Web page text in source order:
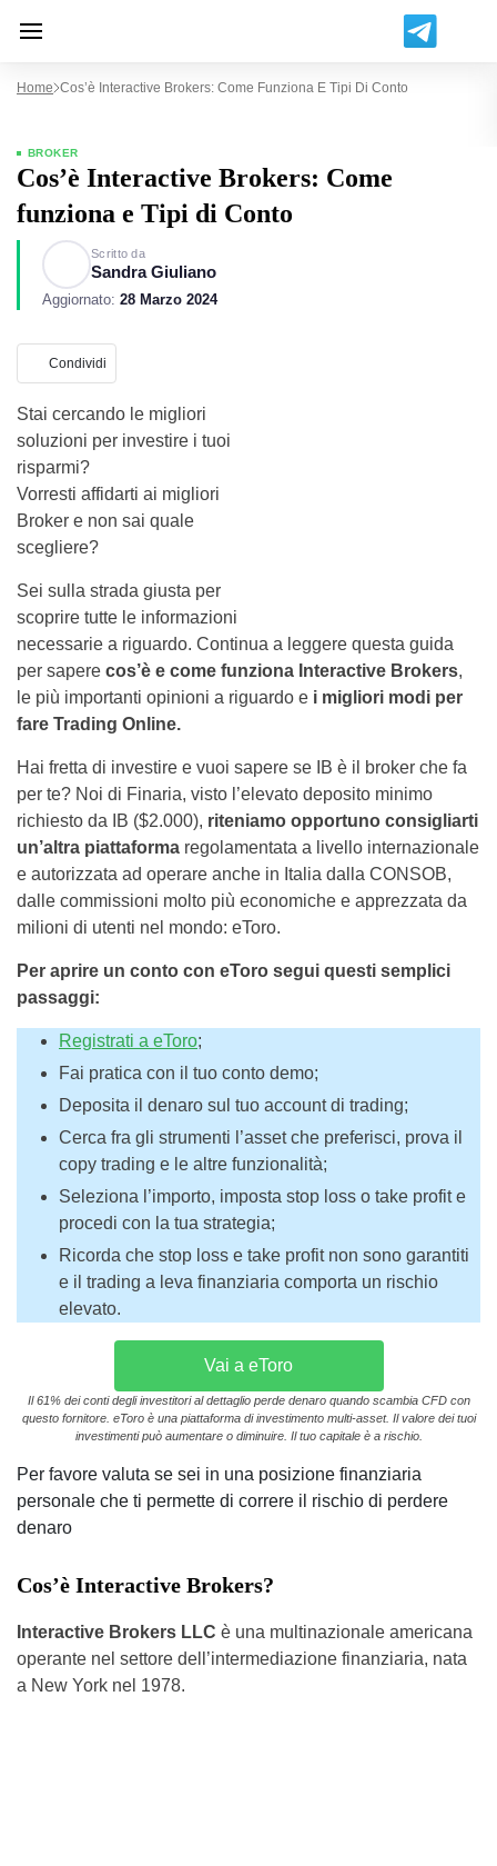
Home Cos’è Interactive Brokers: Come Funziona E Tipi Di Conto
BROKER
Cos’è Interactive Brokers: Come
funziona e Tipi di Conto
Scritto da
Sandra Giuliano
Aggiornato: 28 Marzo 2024
Condividi
Stai cercando le migliori
soluzioni per investire i tuoi
risparmi?
Vorresti affidarti ai migliori
Broker e non sai quale
scegliere?
Sei sulla strada giusta per
scoprire tutte le informazioni
necessarie a riguardo. Continua a leggere questa guida
per sapere cos’è e come funziona Interactive Brokers,
le più importanti opinioni a riguardo e i migliori modi per
fare Trading Online.
Hai fretta di investire e vuoi sapere se IB è il broker che fa
per te? Noi di Finaria, visto l’elevato deposito minimo
richiesto da IB ($2.000), riteniamo opportuno consigliarti
un’altra piattaforma regolamentata a livello internazionale
e autorizzata ad operare anche in Italia dalla CONSOB,
dalle commissioni molto più economiche e apprezzata da
milioni di utenti nel mondo: eToro.
Per aprire un conto con eToro segui questi semplici
passaggi:
Registrati a eToro;
Fai pratica con il tuo conto demo;
Deposita il denaro sul tuo account di trading;
Cerca fra gli strumenti l’asset che preferisci, prova il
copy trading e le altre funzionalità;
Seleziona l’importo, imposta stop loss o take profit e
procedi con la tua strategia;
Ricorda che stop loss e take profit non sono garantiti
e il trading a leva finanziaria comporta un rischio
elevato.
Vai a eToro
Il 61% dei conti degli investitori al dettaglio perde denaro quando scambia CFD con
questo fornitore. eToro è una piattaforma di investimento multi-asset. Il valore dei tuoi
investimenti può aumentare o diminuire. Il tuo capitale è a rischio.
Per favore valuta se sei in una posizione finanziaria
personale che ti permette di correre il rischio di perdere
denaro
Cos’è Interactive Brokers?
Interactive Brokers LLC è una multinazionale americana
operante nel settore dell’intermediazione finanziaria, nata
a New York nel 1978.